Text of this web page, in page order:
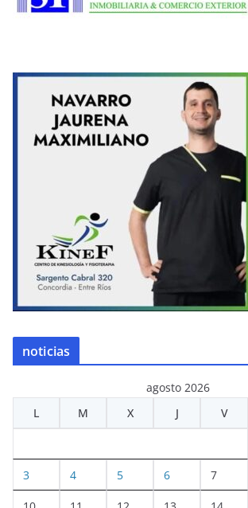
noticias
agosto 2026
L
M X J V
3 4 5 6 7